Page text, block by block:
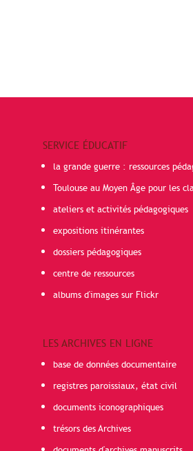
SERVICE ÉDUCATIF
la grande guerre : ressources
Toulouse au Moyen Âge pour les
ateliers et activités pédagogiques
expositions itinérantes
dossiers pédagogiques
centre de ressources
albums d'images sur Flickr
LES ARCHIVES EN LIGNE
base de données documentaire
registres paroissiaux, état civil
documents iconographiques
trésors des Archives